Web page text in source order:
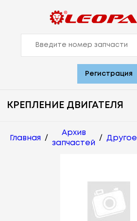
Регистрация
КРЕПЛЕНИЕ ДВИГАТЕЛЯ
Главная /
Архив
запчастей
/ Другое